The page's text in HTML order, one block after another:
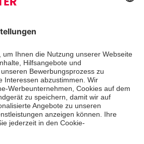
Johanniter-Unfall-Hilfe e.V.
führt das Spendenzertifikat
Spendenrats e.V.